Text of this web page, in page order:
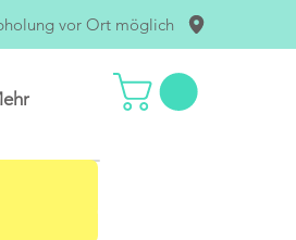
vor Ort möglich